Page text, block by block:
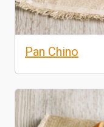
Pan Chino